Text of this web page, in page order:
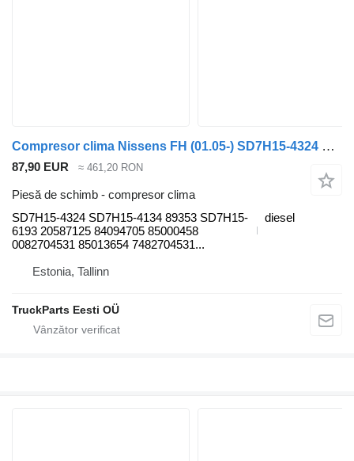
Compresor clima Nissens FH (01.05-) SD7H15-4324 pentru cap tractor Volvo FH12, FH16, NH12, FH, VNL780 (1993-2014)
87,90 EUR ≈ 461,20 RON
Piesă de schimb - compresor clima
SD7H15-4324 SD7H15-4134 89353 SD7H15-
6193 20587125 84094705 85000458
0082704531 85013654 7482704531...
diesel
Estonia, Tallinn
TruckParts Eesti OÜ